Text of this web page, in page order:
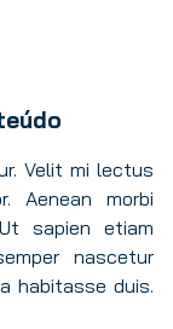
Velit mi lectus
Aenean morbi
sapien etiam
nascetur
habitasse duis.